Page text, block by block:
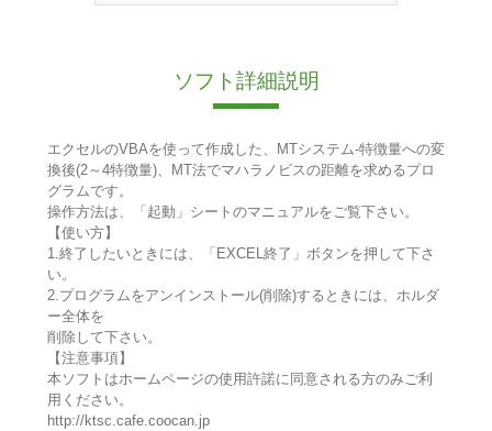
ソフト詳細説明
エクセルのVBAを使って作成した、MTシステム-特徴量への変
換後(2～4特徴量)、MT法でマハラノビスの距離を求めるプロ
グラムです。
操作方法は、「起動」シートのマニュアルをご覧下さい。
【使い方】
1.終了したいときには、「EXCEL終了」ボタンを押して下さ
い。
2.プログラムをアンインストール(削除)するときには、ホルダ
ー全体を
削除して下さい。
【注意事項】
本ソフトはホームページの使用許諾に同意される方のみご利
用ください。
http://ktsc.cafe.coocan.jp